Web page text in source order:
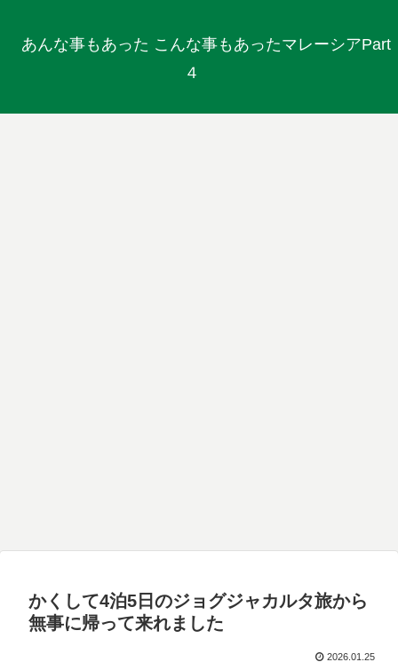
あんな事もあった こんな事もあったマレーシアPart
４
かくして4泊5日のジョグジャカルタ旅から
無事に帰って来れました
2026.01.25